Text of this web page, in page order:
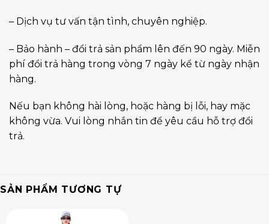
– Dịch vụ tư vấn tận tình, chuyên nghiệp.
– Bảo hành – đổi trả sản phẩm lên đến 90 ngày. Miễn
phí đổi trả hàng trong vòng 7 ngày kể từ ngày nhận
hàng.
Nếu bạn không hài lòng, hoặc hàng bị lỗi, hay mặc
không vừa. Vui lòng nhắn tin để yêu cầu hỗ trợ đổi
trả.
SẢN PHẨM TƯƠNG TỰ